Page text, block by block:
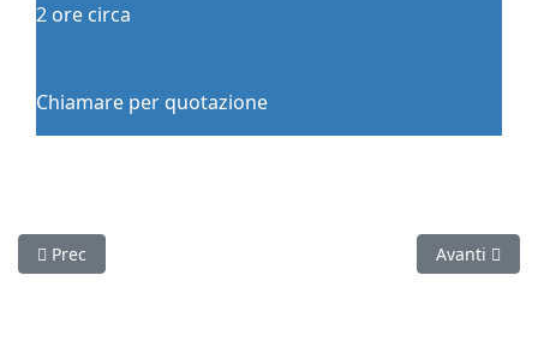
2 ore circa
Chiamare per quotazione
Articolo precedente: Quartieri Spagnoli: tra colori e sapori
Prec Articolo
Avanti